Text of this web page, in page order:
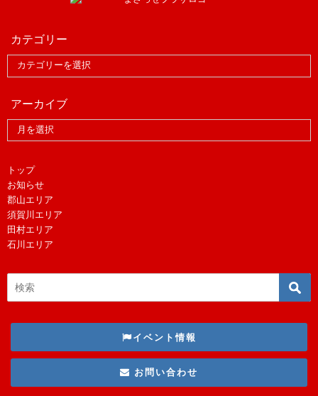
カテゴリー
アーカイブ
トップ
お知らせ
郡山エリア
須賀川エリア
田村エリア
石川エリア
イベント情報
お問い合わせ